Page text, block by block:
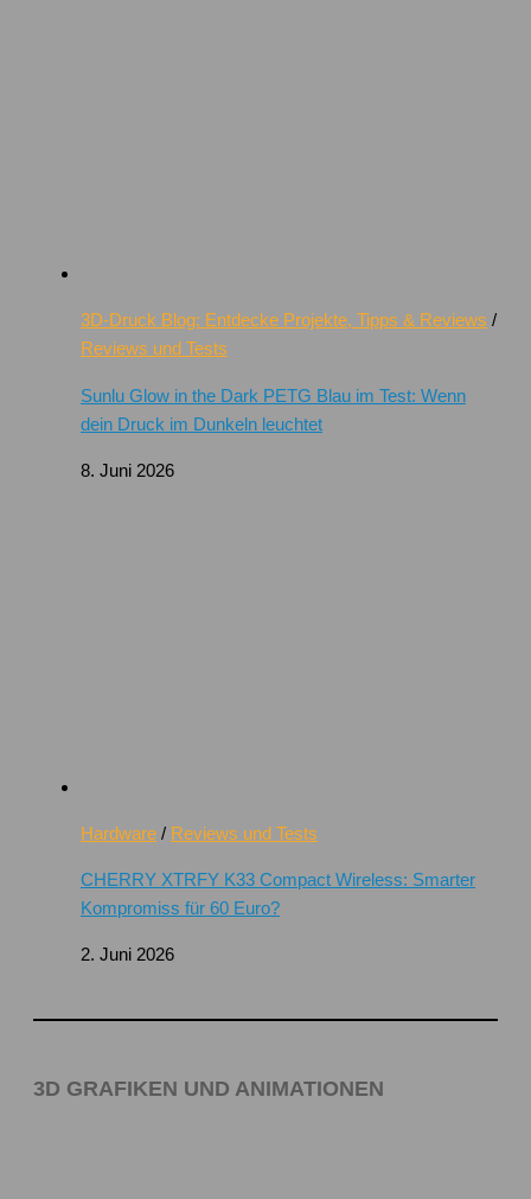
3D-Druck Blog: Entdecke Projekte, Tipps & Reviews /
Reviews und Tests
Sunlu Glow in the Dark PETG Blau im Test: Wenn
dein Druck im Dunkeln leuchtet
8. Juni 2026
Hardware / Reviews und Tests
CHERRY XTRFY K33 Compact Wireless: Smarter
Kompromiss für 60 Euro?
2. Juni 2026
3D GRAFIKEN UND ANIMATIONEN